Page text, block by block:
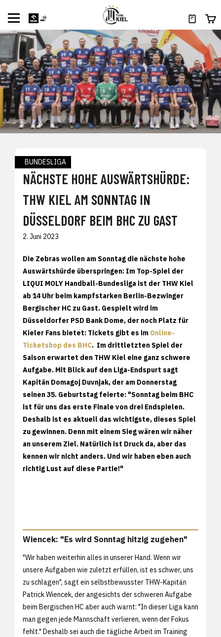
BUNDESLIGA
NÄCHSTE HOHE AUSWÄRTSHÜRDE:
THW KIEL AM SONNTAG IN
DÜSSELDORF BEIM BHC ZU GAST
2. Juni 2023
Die Zebras wollen am Sonntag die nächste hohe
Auswärtshürde überspringen: Im Top-Spiel der
LIQUI MOLY Handball-Bundesliga ist der THW Kiel
ab 14 Uhr beim kampfstarken Berlin-Bezwinger
Bergischer HC zu Gast. Gespielt wird im
Düsseldorfer PSD Bank Dome, der noch Platz für
Kieler Fans bietet: Tickets gibt es im Online-
Ticketshop des BHC. Im drittletzten Spiel der
Saison erwartet den THW Kiel eine ganz schwere
Aufgabe. Mit Blick auf den Liga-Endspurt sagt
Kapitän Domagoj Duvnjak, der am Donnerstag
seinen 35. Geburtstag feierte: "Sonntag beim BHC
ist für uns das erste Finale von drei Endspielen.
Deshalb ist es aktuell das wichtigste, dieses Spiel
zu gewinnen. Denn mit einem Sieg wären wir näher
an unserem Ziel. Natürlich ist Druck da, aber das
kennen wir nicht anders. Und wir haben eben auch
richtig Lust auf diese Partie!"
Wiencek: "Es wird Sonntag hitzig zugehen"
"Wir haben weiterhin alles in unserer Hand. Wenn wir
unsere Aufgaben wie zuletzt erfüllen, ist es schwer, uns
zu schlagen", sagt ein selbstbewusster THW-Kapitän
Patrick Wiencek, der angesichts der schweren Aufgabe
beim Bergischen HC aber auch warnt: "In dieser Liga kann
man gegen jede Mannschaft verlieren, wenn der Fokus
fehlt." Deshalb sei auch die tägliche Arbeit im Training